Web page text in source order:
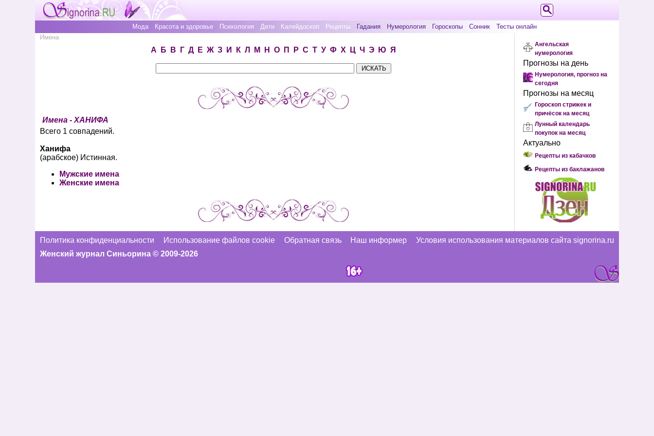
Мода Красота и здоровье Психология Дети Калейдоскоп Рецепты Гадания Нумерология Гороскопы Сонник
Тесты онлайн
Имена
А Б В Г Д Е Ж З И К Л М Н О П Р С Т У Ф Х Ц Ч Э Ю Я
Имена - ХАНИФА
Всего 1 совпадений.
Ханифа
(арабское) Истинная.
Мужские имена
Женские имена
Ангельская
нумерология
Прогнозы на день
Нумерология, прогноз на
сегодня
Прогнозы на месяц
Гороскоп стрижек и
причёсок на месяц
Лунный календарь
покупок на месяц
Актуально
Рецепты из кабачков
Рецепты из баклажанов
Политика конфиденциальности Использование файлов cookie Обратная связь Наш информер
Условия использования материалов сайта signorina.ru
Женский журнал Синьорина © 2009-2026